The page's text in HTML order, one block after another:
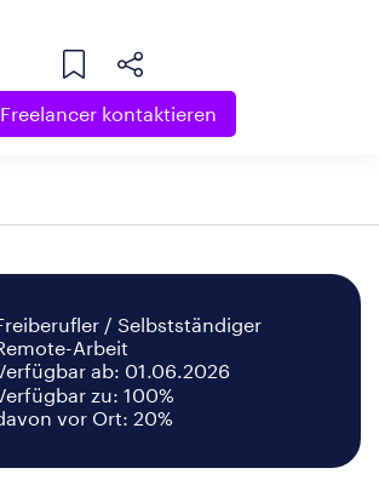
Freelancer kontaktieren
/ Selbstständiger
Arbeit
ab: 01.06.2026
zu: 100%
vor Ort: 20%